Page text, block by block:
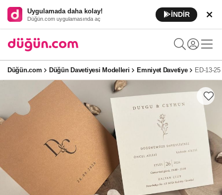
Uygulamada daha kolay!
Düğün.com uygulamasında aç
İNDİR
Düğün.com Düğün Davetiyesi Modelleri Emniyet Davetiye ED-13-25